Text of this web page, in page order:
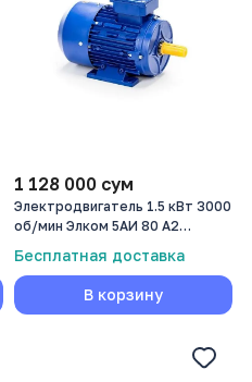
1 128 000 сум
Электродвигатель 1.5 кВт 3000
об/мин Элком 5АИ 80 А2
Бесплатная доставка
В корзину